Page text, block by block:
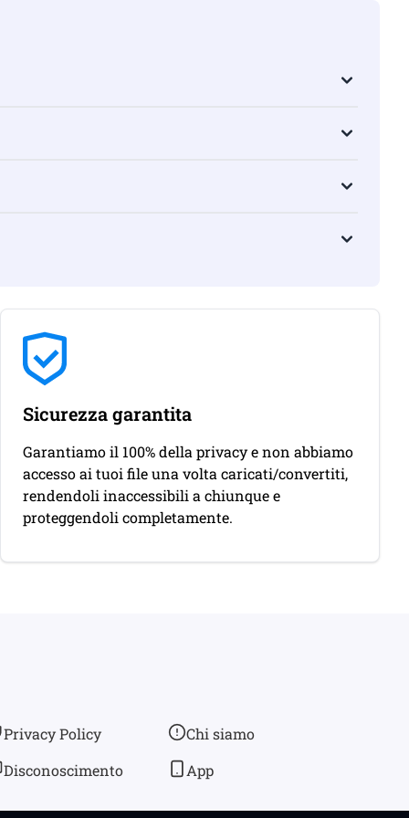
Sicurezza garantita
Garantiamo il 100% della privacy e non abbiamo
accesso ai tuoi file una volta caricati/convertiti,
rendendoli inaccessibili a chiunque e
proteggendoli completamente.
Privacy Policy
Disconoscimento
Chi siamo
App